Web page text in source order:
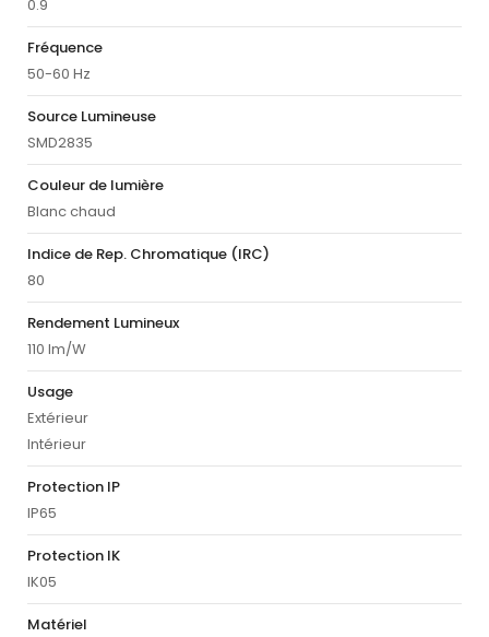
0.9
Fréquence
50-60 Hz
Source Lumineuse
SMD2835
Couleur de lumière
Blanc chaud
Indice de Rep. Chromatique (IRC)
80
Rendement Lumineux
110 lm/W
Usage
Extérieur
Intérieur
Protection IP
IP65
Protection IK
IK05
Matériel